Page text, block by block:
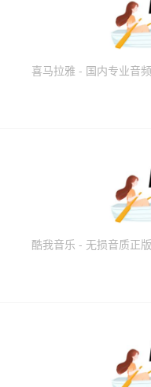
喜马拉雅 - 国内专业音
酷我音乐 - 无损音质正